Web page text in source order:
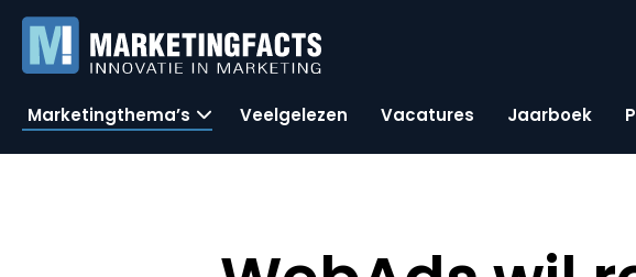
Marketingthema’s Veelgelezen Vacatures Jaarboek